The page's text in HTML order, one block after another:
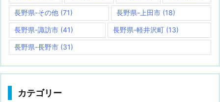
長野県-その他 (71) 長野県-上田市(18)
長野県-諏訪市 (41) 長野県-軽井沢町 (13)
長野県-長野市 (31)
カテゴリー